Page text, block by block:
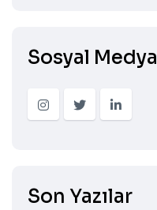
Sosyal Medya
Son Yazılar